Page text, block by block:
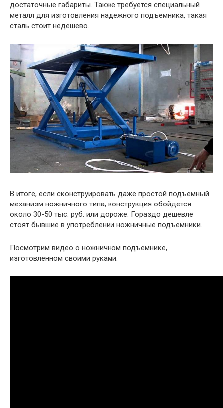
достаточные габариты. Также требуется специальный
металл для изготовления надежного подъемника, такая
сталь стоит недешево.
В итоге, если сконструировать даже простой подъемный
механизм ножничного типа, конструкция обойдется
около 30-50 тыс. руб. или дороже. Гораздо дешевле
стоят бывшие в употреблении ножничные подъемники.
Посмотрим видео о ножничном подъемнике,
изготовленном своими руками: